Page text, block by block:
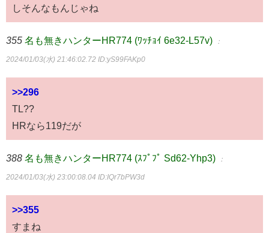
しそんなもんじゃね
355 名も無きハンターHR774 (ﾜｯﾁｮｲ 6e32-L57v) ：
2024/01/03(水) 21:46:02.72 ID:yS99FAKp0
>>296
TL??
HRなら119だが
388 名も無きハンターHR774 (ｽﾌﾟﾌﾟ Sd62-Yhp3) ：
2024/01/03(水) 23:00:08.04 ID:IQr7bPW3d
>>355
すまね